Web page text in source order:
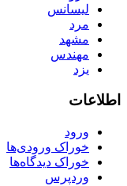
لیسانس
مرد
مشهد
مهندس
یزد
اطلاعات
ورود
خوراک ورودی‌ها
خوراک دیدگاه‌ها
وردپرس